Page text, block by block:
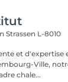
Strassen L-8010
et d'expertise
Ville,
chale...